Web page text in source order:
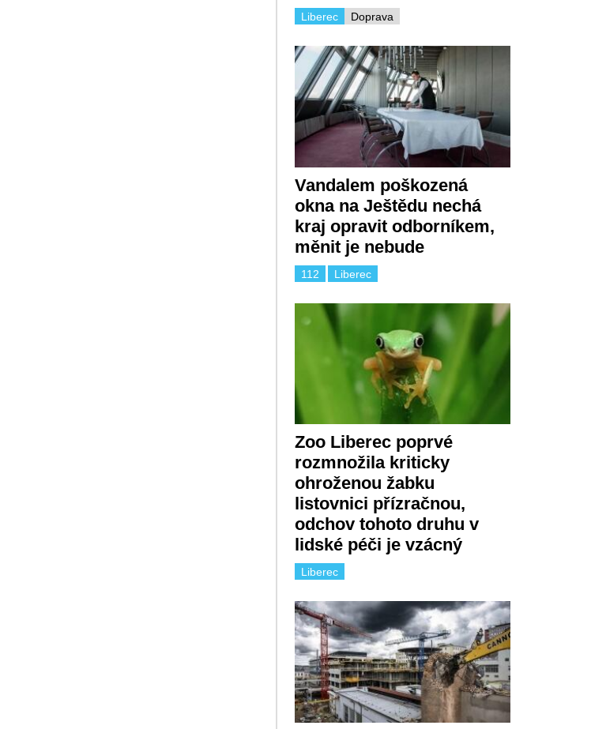
Doprava
Liberec
Vandalem poškozená
okna na Ještědu nechá
kraj opravit odborníkem,
měnit je nebude
112 Liberec
Zoo Liberec poprvé
rozmnožila kriticky
ohroženou žabku
listovnici přízračnou,
odchov tohoto druhu v
lidské péči je vzácný
Liberec